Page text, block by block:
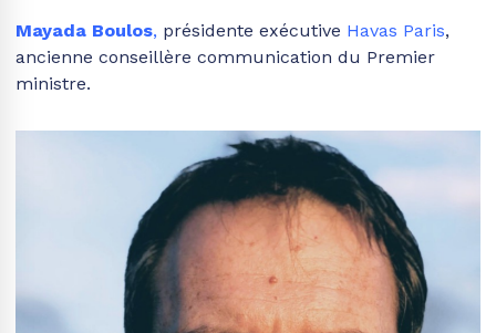
Mayada Boulos, présidente exécutive Havas Paris,
ancienne conseillère communication du Premier
ministre.